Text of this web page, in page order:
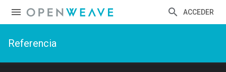
ACCEDER
Referencia